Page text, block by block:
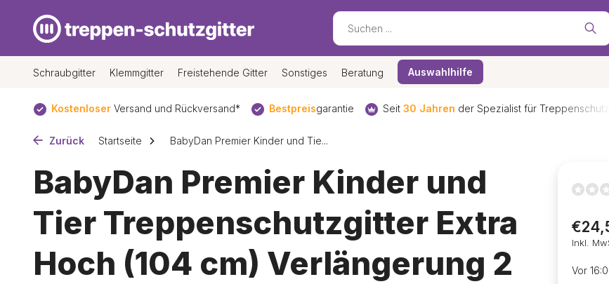
Schraubgitter Klemmgitter Freistehende Gitter Sonstiges Beratung Auswahlhilfe
Kostenloser Versand und Rückversand* Bestpreisgarantie Seit 30 Jahren der Spezialist für
Zurück Startseite BabyDan Premier Kinder und Tie...
BabyDan Premier Kinder und
Tier Treppenschutzgitter Extra
Hoch (104 cm) Verlängerung 2
Inkl.
Vor